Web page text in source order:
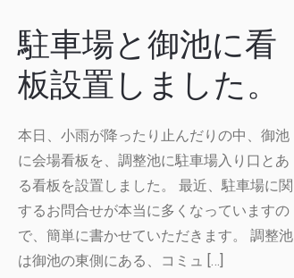
駐車場と御池に看
板設置しました。
本日、小雨が降ったり止んだりの中、御池
に会場看板を、調整池に駐車場入り口とあ
る看板を設置しました。 最近、駐車場に関
するお問合せが本当に多くなっていますの
で、簡単に書かせていただきます。 調整池
は御池の東側にある、コミュ […]